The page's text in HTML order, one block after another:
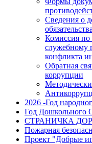
Сведения о
Комиссия
служебному
конфликта
Обратная
коррупции
2026 -Год
Год Дошкольного
СТРАНИЧКА
Пожарная
Проект "Добрые